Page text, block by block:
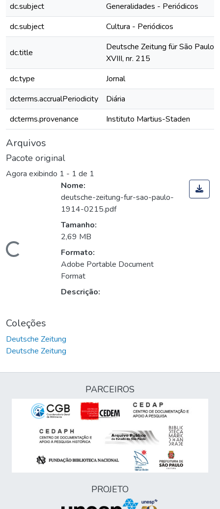
dc.subject
Generalidades - Periódicos
dc.subject
Cultura - Periódicos
dc.title
Deutsche Zeitung für São Paulo,
XVIII, nr. 215
dc.type
Jornal
dcterms.accrualPeriodicity
Diária
dcterms.provenance
Instituto Martius-Staden
Arquivos
Pacote original
Agora exibindo 1 - 1 de 1
Carregando...
Nome:
deutsche-zeitung-fur-sao-paulo-
1914-0215.pdf
Tamanho:
2,69 MB
Formato:
Adobe Portable Document
Format
Descrição:
Coleções
Deutsche Zeitung
Deutsche Zeitung
PARCEIROS
PROJETO